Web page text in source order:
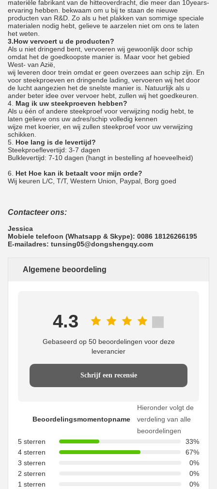
materiële fabrikant van de hitteoverdracht, die meer dan 10years-
ervaring hebben. bekwaam om u bij te staan de nieuwe
producten van R&D. Zo als u het plakken van sommige speciale
materialen nodig hebt, gelieve te aarzelen niet om ons te laten
het weten.
3.How vervoert u de producten?
Als u niet dringend bent, vervoeren wij gewoonlijk door schip
omdat het de goedkoopste manier is. Maar voor het gebied
West- van Azië,
wij leveren door trein omdat er geen overzees aan schip zijn. En
voor steekproeven en dringende lading, vervoeren wij het door
de lucht aangezien het de snelste manier is. Natuurlijk als u
ander beter idee over vervoer hebt, zullen wij het goedkeuren.
4. Mag ik uw steekproeven hebben?
Als u één of andere steekproef voor verwijzing nodig hebt, te
laten gelieve ons uw adres/schip volledig kennen
wijze met koerier, en wij zullen steekproef voor uw verwijzing
schikken.
5. Hoe lang is de levertijd?
Steekproeflevertijd: 3-7 dagen
Bulklevertijd: 7-10 dagen (hangt in bestelling af hoeveelheid)
6. Het Hoe kan ik betaalt voor mijn orde?
Wij keuren L/C, T/T, Western Union, Paypal, Borg goed
Contacteer ons:
Jessica
Mobiele telefoon (Whatsapp & Skype): 0086 18126266195
E-mailadres: tunsing05@dongshengqy.com
Algemene beoordeling
4.3
Gebaseerd op 50 beoordelingen voor deze
leverancier
Schrijf een recensie
Beoordelingsmomentopname
Hieronder volgt de
verdeling van alle
beoordelingen
5 sterren
33%
4 sterren
67%
3 sterren
0%
2 sterren
0%
1 sterren
0%